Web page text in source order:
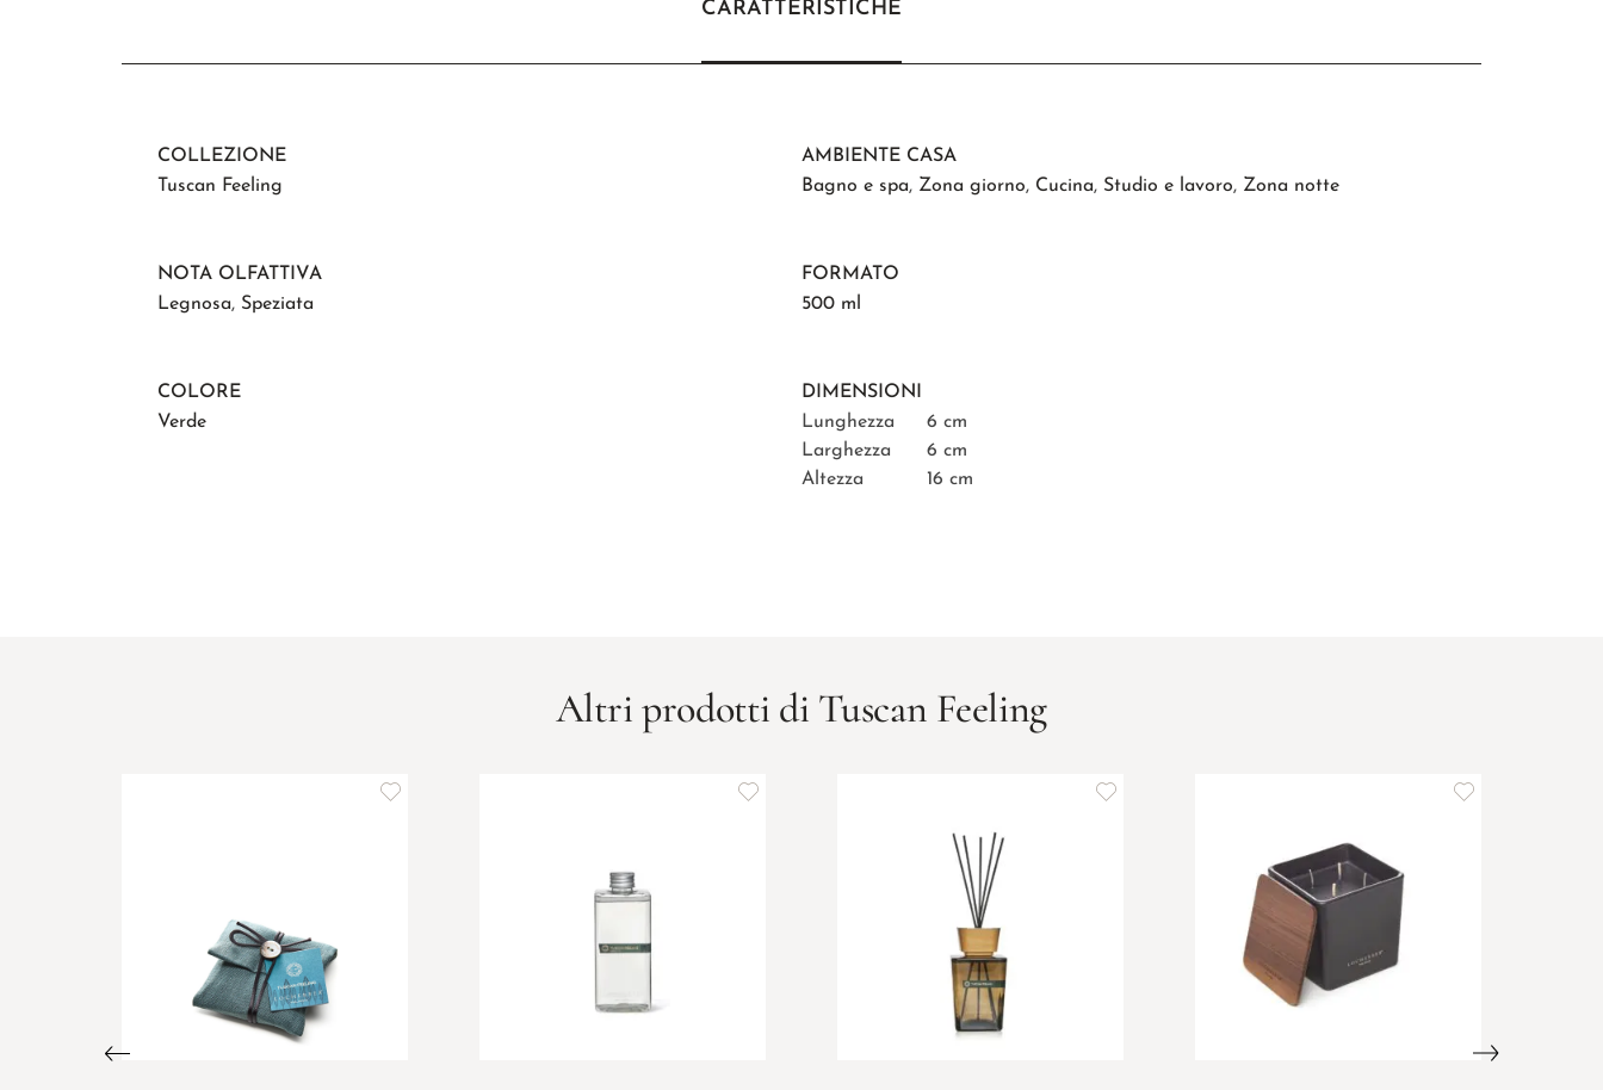
CARATTERISTICHE
COLLEZIONE
Tuscan Feeling
AMBIENTE CASA
Bagno e spa, Zona giorno, Cucina, Studio e lavoro, Zona notte
NOTA OLFATTIVA
Legnosa, Speziata
FORMATO
500 ml
COLORE
Verde
DIMENSIONI
Lunghezza
6 cm
Larghezza
6 cm
Altezza
16 cm
Altri prodotti di Tuscan Feeling